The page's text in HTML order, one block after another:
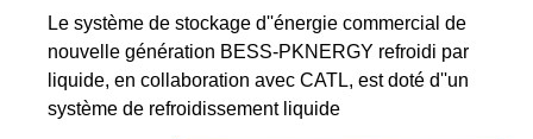
Le système de stockage d''énergie commercial de
nouvelle génération BESS-PKNERGY refroidi par
liquide, en collaboration avec CATL, est doté d''un
système de refroidissement liquide